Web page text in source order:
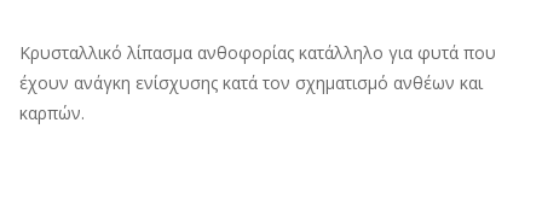
Κρυσταλλικό λίπασμα ανθοφορίας κατάλληλο για φυτά που
έχουν ανάγκη ενίσχυσης κατά τον σχηματισμό ανθέων και
καρπών.